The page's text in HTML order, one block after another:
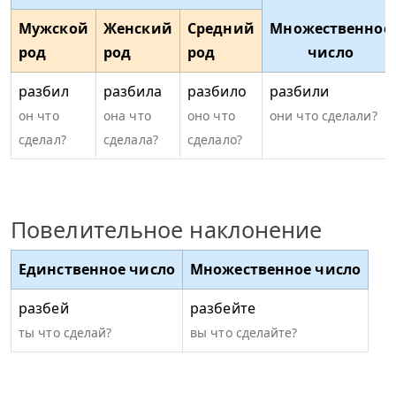
Множественное
число
Мужской
род
Женский
род
Средний
род
разбил
он что
сделал?
разбила
она что
сделала?
разбило
оно что
сделало?
разбили
они что сделали?
Повелительное наклонение
Единственное число
Множественное число
разбей
ты что сделай?
разбейте
вы что сделайте?